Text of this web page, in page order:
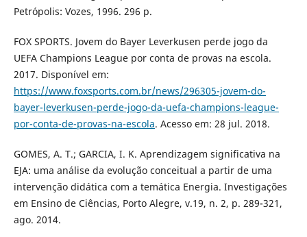
Petrópolis: Vozes, 1996. 296 p.
FOX SPORTS. Jovem do Bayer Leverkusen perde jogo da
UEFA Champions League por conta de provas na escola.
2017. Disponível em:
https://www.foxsports.com.br/news/296305-jovem-do-
bayer-leverkusen-perde-jogo-da-uefa-champions-league-
por-conta-de-provas-na-escola. Acesso em: 28 jul. 2018.
GOMES, A. T.; GARCIA, I. K. Aprendizagem significativa na
EJA: uma análise da evolução conceitual a partir de uma
intervenção didática com a temática Energia. Investigações
em Ensino de Ciências, Porto Alegre, v.19, n. 2, p. 289-321,
ago. 2014.